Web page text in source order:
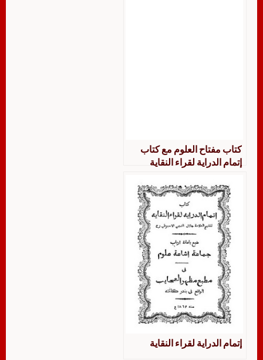
كتاب مفتاح العلوم مع كتاب
إتمام الدراية لقراء النقاية
إتمام الدراية لقراء النقاية